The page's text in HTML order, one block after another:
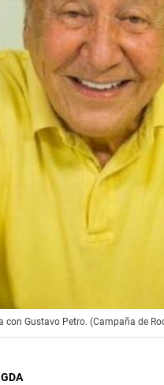
Gustavo Petro. (Campaña de